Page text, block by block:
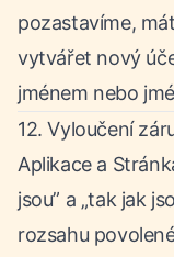
pozastavíme,
vytvářet nový
jménem nebo
12. Vyloučení
Aplikace a
jsou” a „tak jak
rozsahu